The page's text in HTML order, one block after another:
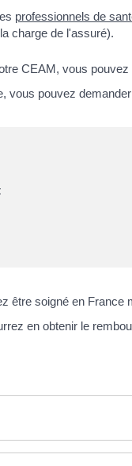
professionnels de
charge de l'assuré).
CEAM, vous
vous pouvez
être soigné en
en obtenir le